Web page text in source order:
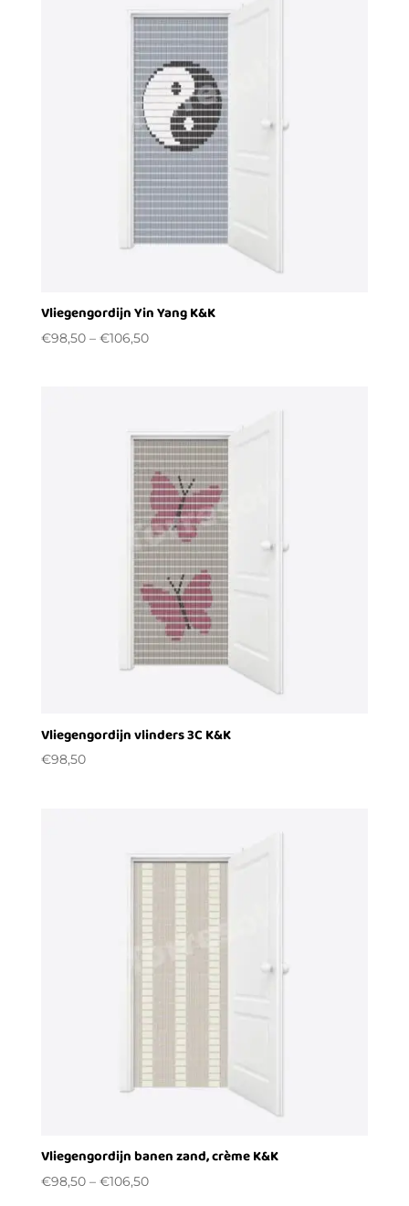
Vliegengordijn Yin Yang K&K
€98,50– €106,50
Vliegengordijn vlinders 3C K&K
€98,50
Vliegengordijn banen zand, crème K&K
€98,50– €106,50